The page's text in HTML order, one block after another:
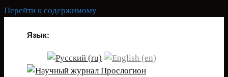
Перейти к содержимому
Язык: